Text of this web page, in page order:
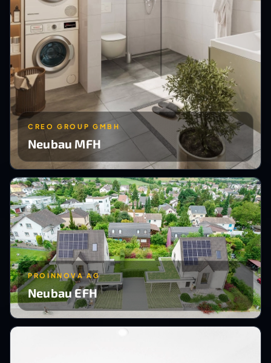
CREO GROUP GMBH
Neubau MFH
PROINNOVA AG
Neubau EFH